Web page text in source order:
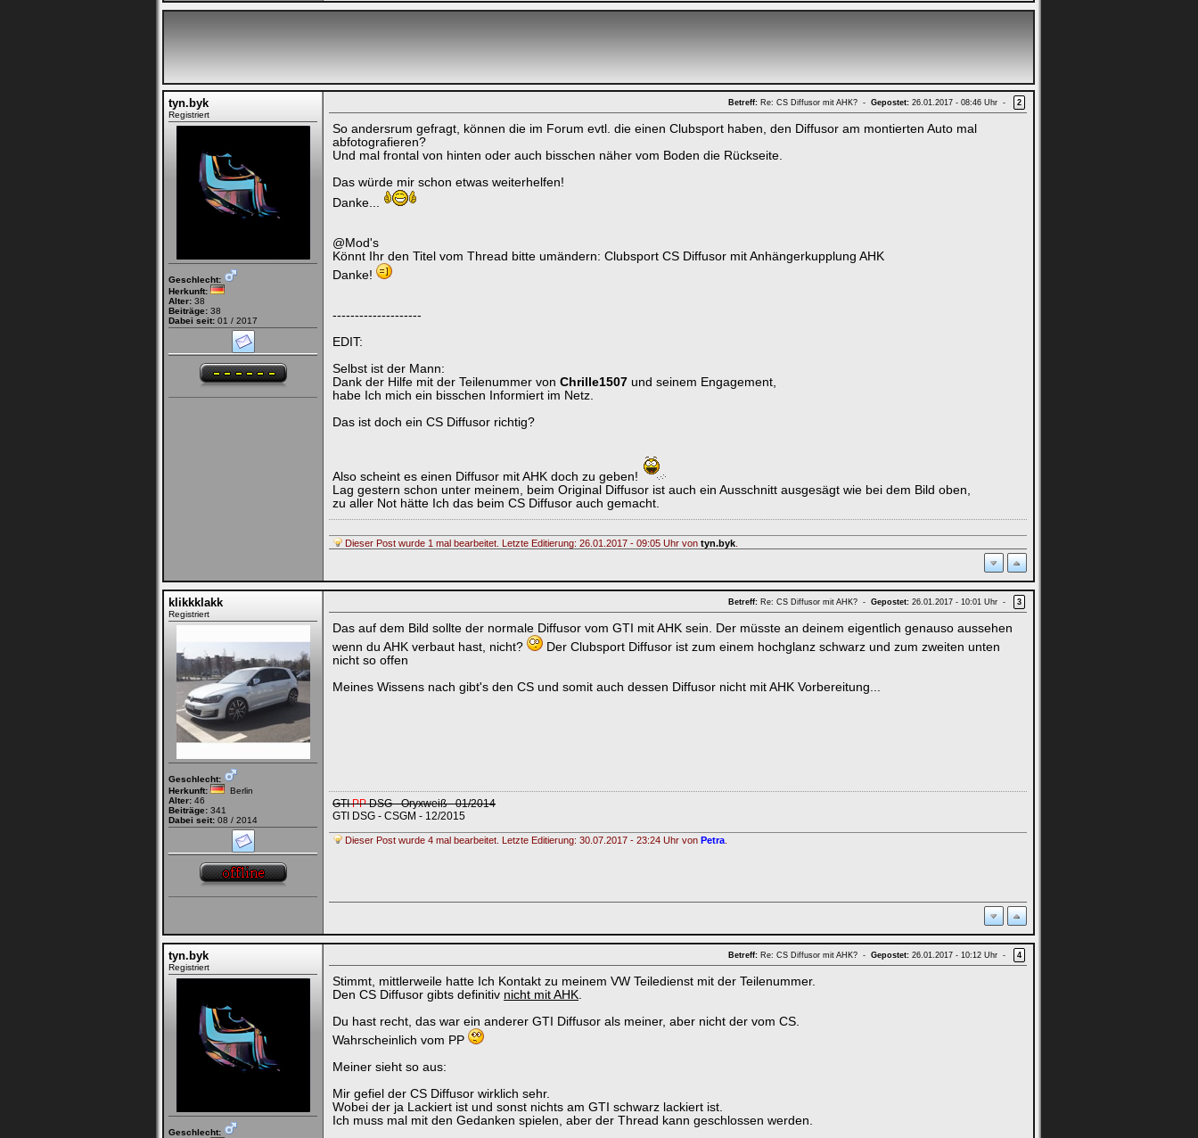
tyn.byk
Registriert
Geschlecht:
Herkunft:
Alter: 38
Beiträge: 38
Dabei seit: 01 / 2017
Betreff: Re: CS Diffusor mit AHK? - Gepostet: 26.01.2017 - 08:46 Uhr - 2
So andersrum gefragt, können die im Forum evtl. die einen Clubsport haben, den Diffusor am montierten Auto mal
abfotografieren?
Und mal frontal von hinten oder auch bisschen näher vom Boden die Rückseite.
Das würde mir schon etwas weiterhelfen!
Danke...
@Mod's
Könnt Ihr den Titel vom Thread bitte umändern: Clubsport CS Diffusor mit Anhängerkupplung AHK
Danke!
--------------------
EDIT:
Selbst ist der Mann:
Dank der Hilfe mit der Teilenummer von Chrille1507 und seinem Engagement,
habe Ich mich ein bisschen Informiert im Netz.
Das ist doch ein CS Diffusor richtig?
Also scheint es einen Diffusor mit AHK doch zu geben!
Lag gestern schon unter meinem, beim Original Diffusor ist auch ein Ausschnitt ausgesägt wie bei dem Bild oben,
zu aller Not hätte Ich das beim CS Diffusor auch gemacht.
Dieser Post wurde 1 mal bearbeitet. Letzte Editierung: 26.01.2017 - 09:05 Uhr von tyn.byk
klikkklakk
Registriert
Geschlecht:
Herkunft:
Berlin
Alter: 46
Beiträge: 341
Dabei seit: 08 / 2014
Betreff: Re: CS Diffusor mit AHK? - Gepostet: 26.01.2017 - 10:01 Uhr - 3
Das auf dem Bild sollte der normale Diffusor vom GTI mit AHK sein. Der müsste an deinem eigentlich genauso aussehen
wenn du AHK verbaut hast, nicht?
Der Clubsport Diffusor ist zum einem hochglanz schwarz und zum zweiten unten
nicht so offen
Meines Wissens nach gibt's den CS und somit auch dessen Diffusor nicht mit AHK Vorbereitung...
GTIPPDSG - Oryxweiß - 01/2014
GTI DSG - CSGM - 12/2015
Dieser Post wurde 4 mal bearbeitet. Letzte Editierung: 30.07.2017 - 23:24 Uhr von Petra
tyn.byk
Registriert
Geschlecht:
Betreff: Re: CS Diffusor mit AHK? - Gepostet: 26.01.2017 - 10:12 Uhr - 4
Stimmt, mittlerweile hatte Ich Kontakt zu meinem VW Teiledienst mit der Teilenummer.
Den CS Diffusor gibts definitiv nicht mit AHK.
Du hast recht, das war ein anderer GTI Diffusor als meiner, aber nicht der vom CS.
Wahrscheinlich vom PP
Meiner sieht so aus:
Mir gefiel der CS Diffusor wirklich sehr.
Wobei der ja Lackiert ist und sonst nichts am GTI schwarz lackiert ist.
Ich muss mal mit den Gedanken spielen, aber der Thread kann geschlossen werden.